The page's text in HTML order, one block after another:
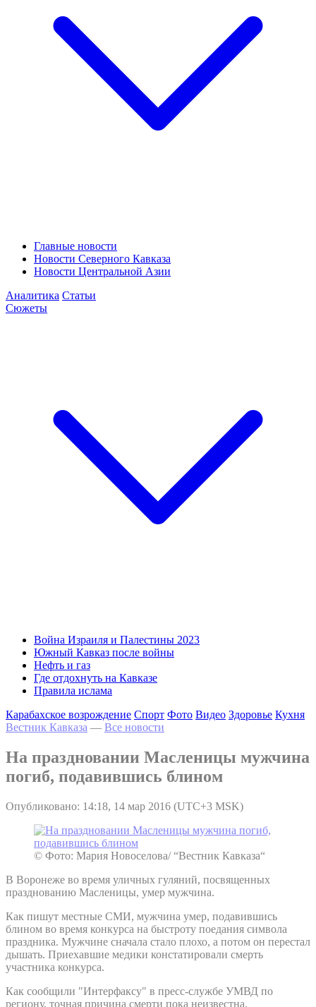
Главные новости
Новости Северного Кавказа
Новости Центральной Азии
Аналитика Статьи
Сюжеты
Война Израиля и Палестины 2023
Южный Кавказ после войны
Нефть и газ
Где отдохнуть на Кавказе
Правила ислама
Карабахское возрождение Спорт Фото Видео Здоровье Кухня
Вестник Кавказа — Все новости
На праздновании Масленицы мужчина
погиб, подавившись блином
Опубликовано: 14:18, 14 мар 2016 (UTC+3 MSK)
© Фото: Мария Новоселова/ “Вестник Кавказа“
В Воронеже во время уличных гуляний, посвященных
празднованию Масленицы, умер мужчина.
Как пишут местные СМИ, мужчина умер, подавившись
блином во время конкурса на быстроту поедания символа
праздника. Мужчине сначала стало плохо, а потом он перестал
дышать. Приехавшие медики констатировали смерть
участника конкурса.
Как сообщили "Интерфаксу" в пресс-службе УМВД по
региону, точная причина смерти пока неизвестна.